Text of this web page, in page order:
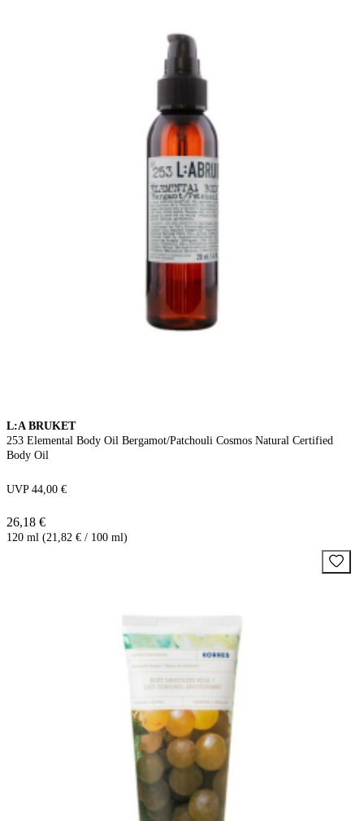
L:A BRUKET
253 Elemental Body Oil Bergamot/Patchouli Cosmos Natural Certified
Body Oil
UVP 44,00 €
26,18 €
120 ml (21,82 € / 100 ml)